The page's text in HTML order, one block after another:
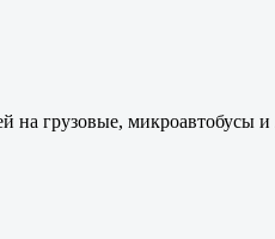
на грузовые, микроавтобусы